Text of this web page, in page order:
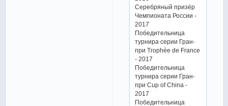
Серебряный призёр
Чемпионата России -
2017
Победительница
турнира серии Гран-
при Trophée de France
- 2017
Победительница
турнира серии Гран-
при Cup of China -
2017
Победительница